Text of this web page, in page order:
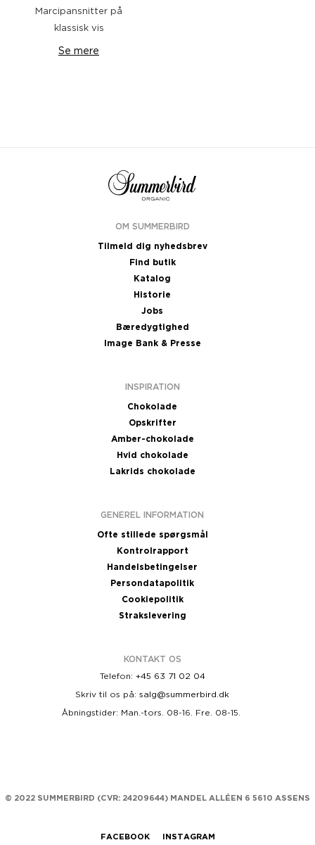
Marcipansnitter på
klassisk vis
Se mere
OM SUMMERBIRD
Tilmeld dig nyhedsbrev
Find butik
Katalog
Historie
Jobs
Bæredygtighed
Image Bank & Presse
INSPIRATION
Chokolade
Opskrifter
Amber-chokolade
Hvid chokolade
Lakrids chokolade
GENEREL INFORMATION
Ofte stillede spørgsmål
Kontrolrapport
Handelsbetingelser
Persondatapolitik
Cookiepolitik
Strakslevering
KONTAKT OS
Telefon: +45 63 71 02 04
Skriv til os på: salg@summerbird.dk
Åbningstider: Man.-tors. 08-16. Fre. 08-15.
© 2022 SUMMERBIRD (CVR: 24209644) MANDEL ALLÉEN 6 5610 ASSENS
FACEBOOK INSTAGRAM